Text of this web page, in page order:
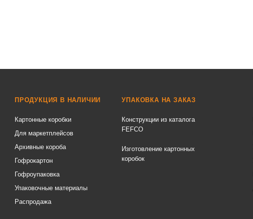
ПРОДУКЦИЯ В НАЛИЧИИ
Картонные коробки
Для маркетплейсов
Архивные короба
Гофрокартон
Гофроупаковка
Упаковочные материалы
Распродажа
УПАКОВКА НА ЗАКАЗ
Конструкции из каталога
FEFCO
Изготовление картонных
коробок